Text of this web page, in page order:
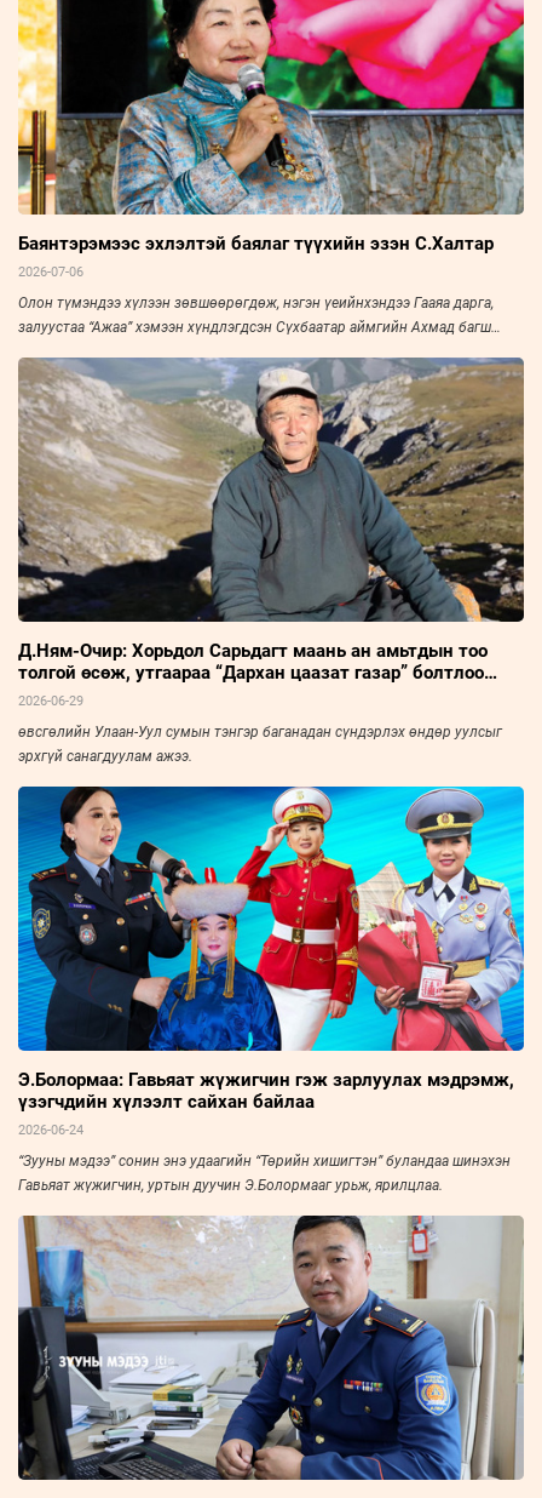
Баянтэрэмээс эхлэлтэй баялаг түүхийн эзэн С.Халтар
2026-07-06
Олон түмэндээ хүлээн зөвшөөрөгдөж, нэгэн үеийнхэндээ Гааяа дарга,
залуустаа “Ажаа” хэмээн хүндлэгдсэн Сүхбаатар аймгийн Ахмад багш
“Зууны мэдээ” сонин “Амьдралын тойрог” буландаа урьж, ярилцлаа. Эрч
хүч дүүрэн амьдарсан эрхэм хүний ярианаас улс, орны нийгэм, эдийн
засаг, улс төрийн амьдралын нэгэн үе ихэд тодхон харагдана.
Д.Ням-Очир: Хорьдол Сарьдагт маань ан амьтдын тоо
толгой өсөж, утгаараа “Дархан цаазат газар” болтлоо
хөгжсөнд сэтгэл бахдаж явдаг
2026-06-29
өвсгөлийн Улаан-Уул сумын тэнгэр баганадан сүндэрлэх өндөр уулсыг
эрхгүй санагдуулам ажээ.
Э.Болормаа: Гавьяат жүжигчин гэж зарлуулах мэдрэмж,
үзэгчдийн хүлээлт сайхан байлаа
2026-06-24
“Зууны мэдээ” сонин энэ удаагийн “Төрийн хишигтэн” буландаа шинэхэн
Гавьяат жүжигчин, уртын дуучин Э.Болормааг урьж, ярилцлаа.